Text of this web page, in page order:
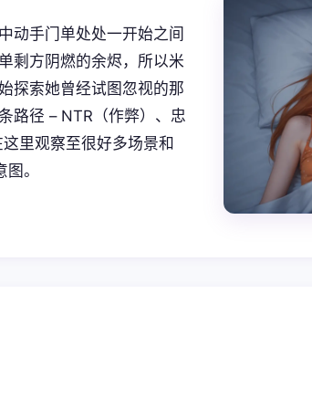
动手门单处处一开始之间
剩方阴燃的余烬，所以米
探索她曾经试图忽视的那
路径 – NTR（作弊）、忠
里观察至很好多场景和
。